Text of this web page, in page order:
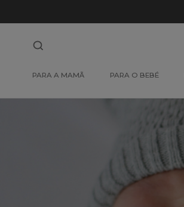
de
Produto
Sem
Produto
PARA A MAMÃ PARA O BEBÉ